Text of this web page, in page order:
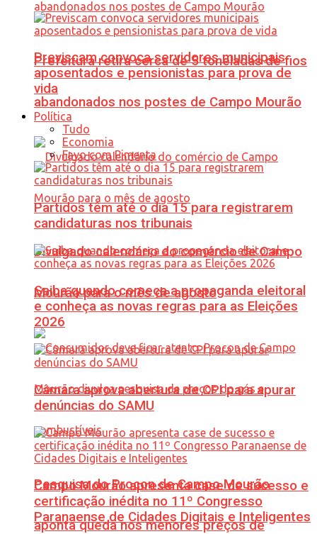
Prefeitura retira cerca de 5 toneladas de fios
abandonados nos postes de Campo Mourão
Divulgado calendário do comércio de Campo
Mourão para o mês de agosto
Pesquisa do Procon de Campo Mourão
aponta queda nos menores preços de
Previscam convoca servidores municipais
aposentados e pensionistas para prova de
vida
Política
Tudo
Economia
Favo com Pimenta
Partidos têm até o dia 15 para registrarem
candidaturas nos tribunais
Saiba quando começa a propaganda eleitoral
e conheça as novas regras para as Eleições
2026
Câmara aprova abertura de CPI para apurar
denúncias do SAMU
Campo Mourão apresenta case de sucesso e
certificação inédita no 11º Congresso
Paranaense de Cidades Digitais e Inteligentes